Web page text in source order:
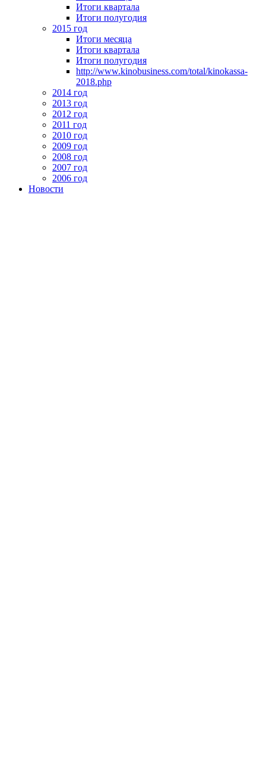
Итоги квартала
Итоги полугодия
2015 год
Итоги месяца
Итоги квартала
Итоги полугодия
http://www.kinobusiness.com/total/kinokassa-
2018.php
2014 год
2013 год
2012 год
2011 год
2010 год
2009 год
2008 год
2007 год
2006 год
Новости